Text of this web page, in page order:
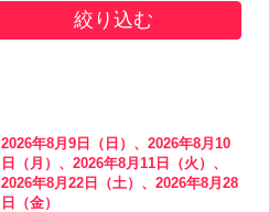
絞り込む
2026年8月9日（日）、2026年8月10
日（月）、2026年8月11日（火）、
2026年8月22日（土）、2026年8月28
日（金）